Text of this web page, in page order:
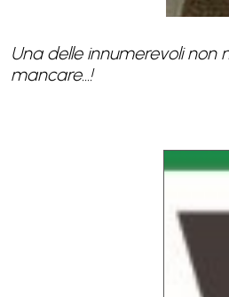
Una delle innumerevoli non
mancare...!